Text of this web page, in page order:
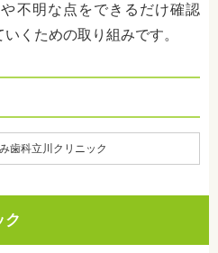
不明な点をできるだけ確認
くための取り組みです。
歯科立川クリニック
ク